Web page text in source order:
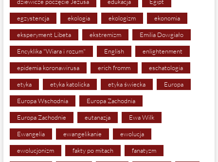
egzystencja ekologia ekologizm ekonomia
eksperyment Libeta ekstremizm Emilia Dowgiało
Encyklika "Wiara i rozum" English enlightenment
epidemia koronawirusa erich fromm eschatologia
etyka etyka katolicka etyka świecka Europa
Europa Wschodnia Europa Zachodnia
Europa Zachodnie eutanazja Ewa Wilk
Ewangelia ewangelikanie ewolucja
ewolucjonizm fakty po mitach fanatyzm